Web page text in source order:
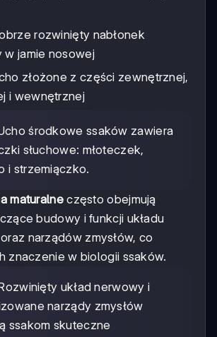
rozwinięty nabłonek
w jamie nosowej
złożone z części zewnętrznej,
i wewnętrznej
środkowe ssaków zawiera
słuchowe: młoteczek,
i strzemiączko.
maturalneczęsto obejmują
budowy i funkcji układu
narządów zmysłów, co
znaczenie w biologii ssaków.
układ nerwowy i
narządy zmysłów
ssakom skuteczne